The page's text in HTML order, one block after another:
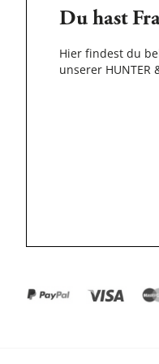
Du hast
Hier findest du
unserer HUNTER